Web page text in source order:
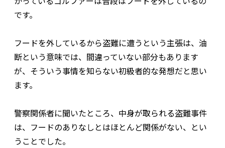
です。
フードを外しているから盗難に遭うという主張は、油
断という意味では、間違っていない部分もあります
が、そういう事情を知らない初級者的な発想だと思い
ます。
警察関係者に聞いたところ、中身が取られる盗難事件
は、フードのありなしとはほとんど関係がない、とい
うことでした。